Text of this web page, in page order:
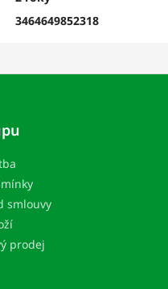
3464649852318
smlouvy
prodej